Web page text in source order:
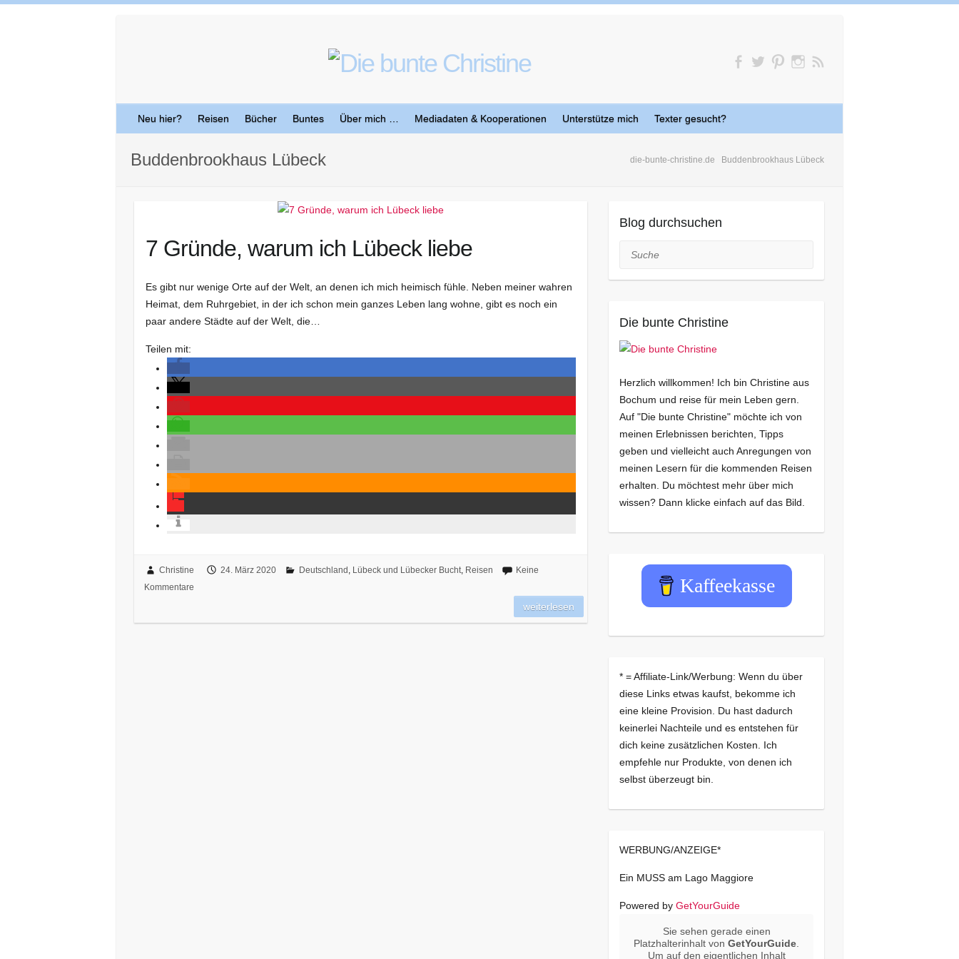
Neu hier? Reisen Bücher Buntes Über mich … Mediadaten & Kooperationen Unterstütze mich Texter gesucht?
die-bunte-christine.de Buddenbrookhaus Lübeck
Buddenbrookhaus Lübeck
7 Gründe, warum ich Lübeck liebe
Es gibt nur wenige Orte auf der Welt, an denen ich mich heimisch fühle. Neben meiner wahren
Heimat, dem Ruhrgebiet, in der ich schon mein ganzes Leben lang wohne, gibt es noch ein
paar andere Städte auf der Welt, die…
Teilen mit:
Christine 24. März 2020 Deutschland , Lübeck und Lübecker Bucht, Reisen
Keine
Kommentare
weiterlesen
Blog durchsuchen
Suche
Die bunte Christine
Herzlich willkommen! Ich bin Christine aus
Bochum und reise für mein Leben gern.
Auf "Die bunte Christine" möchte ich von
meinen Erlebnissen berichten, Tipps
geben und vielleicht auch Anregungen von
meinen Lesern für die kommenden Reisen
erhalten. Du möchtest mehr über mich
wissen? Dann klicke einfach auf das Bild.
Kaffeekasse
* = Affiliate-Link/Werbung: Wenn du über
diese Links etwas kaufst, bekomme ich
eine kleine Provision. Du hast dadurch
keinerlei Nachteile und es entstehen für
dich keine zusätzlichen Kosten. Ich
empfehle nur Produkte, von denen ich
selbst überzeugt bin.
WERBUNG/ANZEIGE*
Ein MUSS am Lago Maggiore
Powered by GetYourGuide
Sie sehen gerade einen
Platzhalterinhalt vonGetYourGuide
Um auf den eigentlichen Inhalt